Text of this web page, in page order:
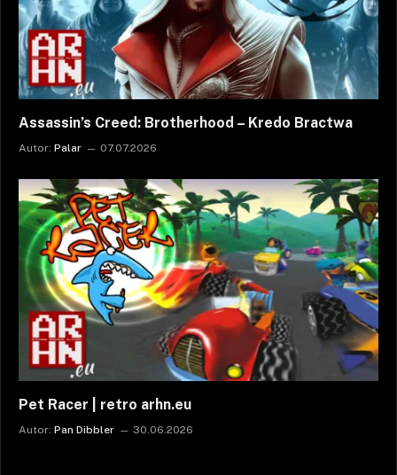
Assassin’s Creed: Brotherhood – Kredo Bractwa
Autor: Palar 07.07.2026
Pet Racer | retro arhn.eu
Autor: Pan Dibbler 30.06.2026